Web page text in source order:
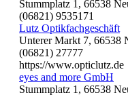
Stummplatz 1, 66538
(06821) 9535171
Lutz Optikfachgeschäft
Unterer Markt 7, 66538
(06821) 27777
https://www.opticlutz.de
eyes and more GmbH
Stummplatz 1, 66538